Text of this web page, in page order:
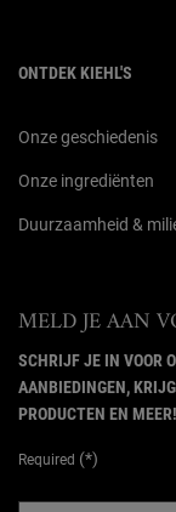
ONTDEK KIEHL'S
Onze geschiedenis
Onze ingrediënten
Duurzaamheid &
MELD JE AAN
SCHRIJF JE IN VOOR
AANBIEDINGEN,
PRODUCTEN EN MEER!
Required (*)